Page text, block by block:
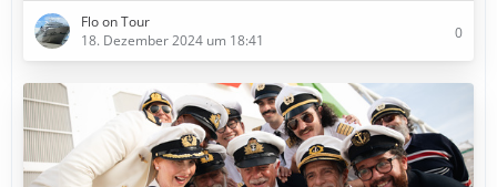
Flo on Tour
18. Dezember 2024 um 18:41
0